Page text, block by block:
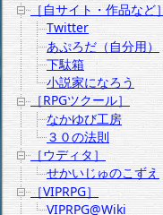
［自サイト・作品など
Twitter
あぷろだ（自分用）
下駄箱
小説家になろう
［RPGツクール］
なかゆび工房
３０の法則
［ウディタ］
せかいじゅのこずえ
［VIPRPG］
VIPRPG@Wiki